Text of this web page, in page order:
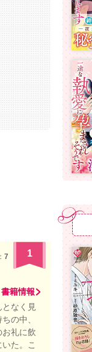
7 1
書籍情報
なく見
の中、
礼に飲
た。こ